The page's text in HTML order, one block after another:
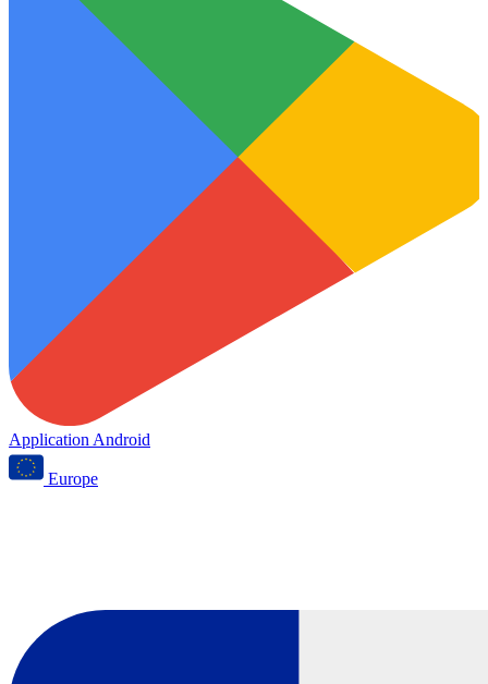
Application Android
Europe